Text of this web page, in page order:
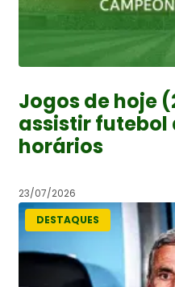
Jogos de hoje
assistir futebol
horários
23/07/2026
DESTAQUES